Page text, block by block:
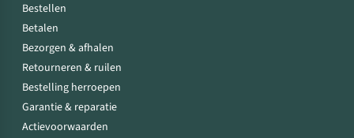
Bestellen
Betalen
Bezorgen & afhalen
Retourneren & ruilen
Bestelling herroepen
Garantie & reparatie
Actievoorwaarden